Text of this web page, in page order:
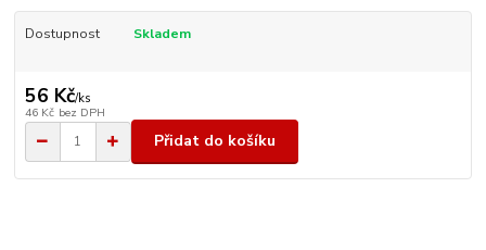
Dostupnost Skladem
56 Kč/ks
46 Kč bez DPH
Přidat do košíku